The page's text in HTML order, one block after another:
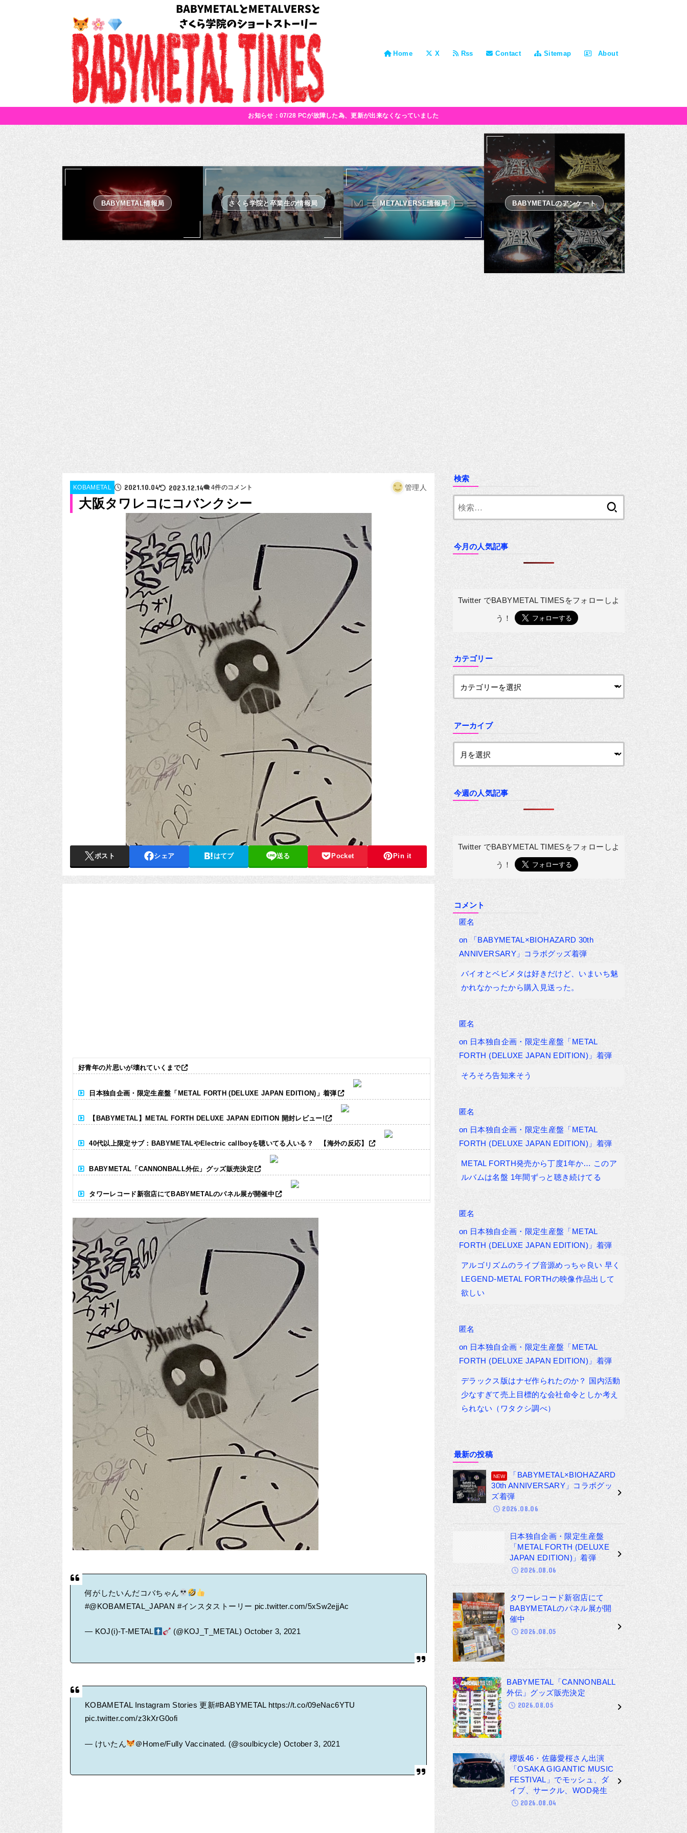
Home X Rss Contact Sitemap About
お知らせ：07/28 PCが故障した為、更新が出来なくなっていました
BABYMETAL情報局 さくら学院と卒業生の情報局 METALVERSE情報局 BABYMETALのアンケート
KOBAMETAL 2021.10.04 2023.12.14 4件のコメント 管理人
大阪タワレコにコバンクシー
ポスト シェア はてブ 送る Pocket Pin it
好青年の片思いが壊れていくまで
日本独自企画・限定生産盤「METAL FORTH (DELUXE JAPAN EDITION)」着弾
【BABYMETAL】METAL FORTH DELUXE JAPAN EDITION 開封レビュー!
40代以上限定サブ：BABYMETALやElectric callboyを聴いてる人いる？ 【海外の反応】
BABYMETAL「CANNONBALL外伝」グッズ販売決定
タワーレコード新宿店にてBABYMETALのパネル展が開催中
何がしたいんだコバちゃん
#@KOBAMETAL_JAPAN #インスタストーリー pic.twitter.com/5xSw2ejjAc
— KOJ(i)-T-METAL (@KOJ_T_METAL) October 3, 2021
KOBAMETAL Instagram Stories 更新#BABYMETAL https://t.co/09eNac6YTU
pic.twitter.com/z3kXrG0ofi
— けいたん ＠Home/Fully Vaccinated. (@soulbicycle) October 3, 2021
検索
今月の人気記事
Twitter でBABYMETAL TIMESをフォローしよ
う！
カテゴリー
アーカイブ
今週の人気記事
Twitter でBABYMETAL TIMESをフォローしよ
う！
コメント
匿名
on
「BABYMETAL×BIOHAZARD 30th
ANNIVERSARY」コラボグッズ着弾
バイオとベビメタは好きだけど、いまいち魅
かれなかったから購入見送った。
匿名
on 日本独自企画・限定生産盤「METAL
FORTH (DELUXE JAPAN EDITION)」着弾
そろそろ告知来そう
匿名
on 日本独自企画・限定生産盤「METAL
FORTH (DELUXE JAPAN EDITION)」着弾
METAL FORTH発売から丁度1年か… このア
ルバムは名盤 1年間ずっと聴き続けてる
匿名
on 日本独自企画・限定生産盤「METAL
FORTH (DELUXE JAPAN EDITION)」着弾
アルゴリズムのライブ音源めっちゃ良い 早く
LEGEND-METAL FORTHの映像作品出して
欲しい
匿名
on 日本独自企画・限定生産盤「METAL
FORTH (DELUXE JAPAN EDITION)」着弾
デラックス版はナゼ作られたのか？ 国内活動
少なすぎて売上目標的な会社命令としか考え
られない（ワタクシ調べ）
最新の投稿
「BABYMETAL×BIOHAZARD
30th ANNIVERSARY」コラボグッ
ズ着弾
2026.08.06
日本独自企画・限定生産盤
「METAL FORTH (DELUXE
JAPAN EDITION)」着弾
2026.08.06
タワーレコード新宿店にて
BABYMETALのパネル展が開
催中
2026.08.05
BABYMETAL「CANNONBALL
外伝」グッズ販売決定
2026.08.05
櫻坂46・佐藤愛桜さん出演
「OSAKA GIGANTIC MUSIC
FESTIVAL」でモッシュ、ダ
イブ、サークル、WOD発生
2026.08.04